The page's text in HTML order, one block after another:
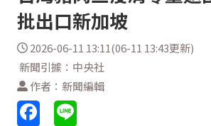
批出口新加坡
2026-06-11 13:11(06-11 13:43更新)
新聞引據：中央社
作者：新聞編輯